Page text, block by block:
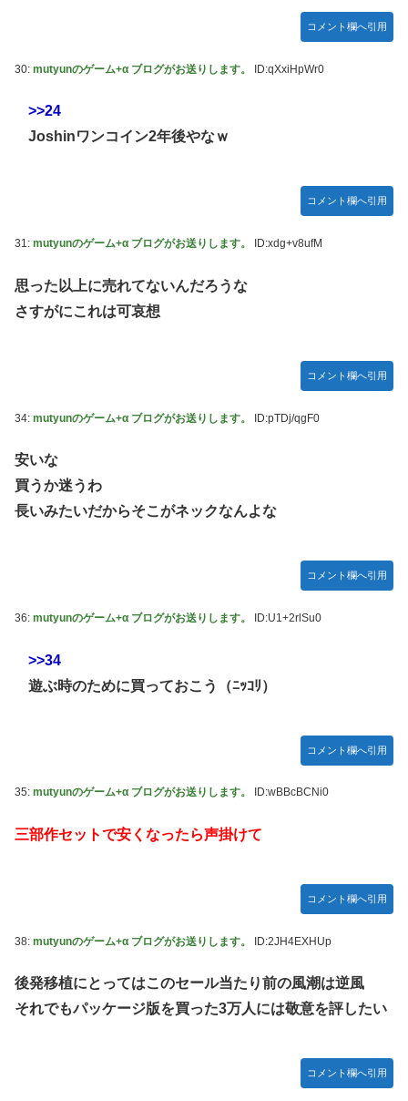
コメント欄へ引用
30: mutyunのゲーム+α ブログがお送りします。 ID:qXxiHpWr0
>>24
Joshinワンコイン2年後やなｗ
コメント欄へ引用
31: mutyunのゲーム+α ブログがお送りします。 ID:xdg+v8ufM
思った以上に売れてないんだろうな
さすがにこれは可哀想
コメント欄へ引用
34: mutyunのゲーム+α ブログがお送りします。 ID:pTDj/qgF0
安いな
買うか迷うわ
長いみたいだからそこがネックなんよな
コメント欄へ引用
36: mutyunのゲーム+α ブログがお送りします。 ID:U1+2rlSu0
>>34
遊ぶ時のために買っておこう（ﾆｯｺﾘ）
コメント欄へ引用
35: mutyunのゲーム+α ブログがお送りします。 ID:wBBcBCNi0
三部作セットで安くなったら声掛けて
コメント欄へ引用
38: mutyunのゲーム+α ブログがお送りします。 ID:2JH4EXHUp
後発移植にとってはこのセール当たり前の風潮は逆風
それでもパッケージ版を買った3万人には敬意を評したい
コメント欄へ引用